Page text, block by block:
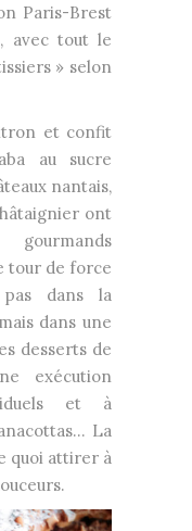
Paris-Brest
avec tout le
» selon
et confit
au sucre
nantais,
ont
tour de force
dans la
dans une
desserts de
exécution
et à
La
quoi attirer à